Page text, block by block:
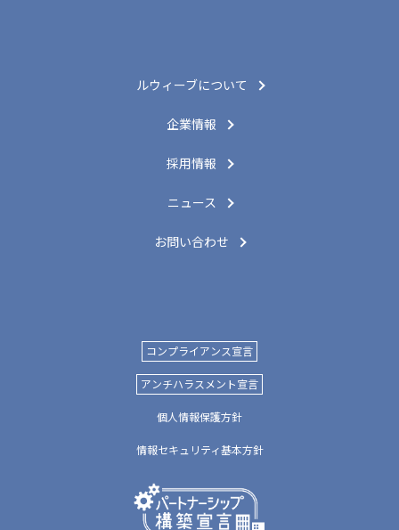
ルウィーブについて
企業情報
採用情報
ニュース
お問い合わせ
コンプライアンス宣言
アンチハラスメント宣言
個人情報保護方針
情報セキュリティ基本方針